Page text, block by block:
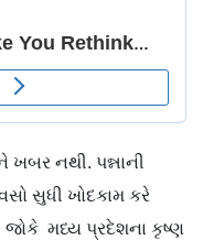
નથી. પન્નાની
સુધી ખોદકામ કરે
જોકે મધ્ય પ્રદેશના કૃષ્ણ